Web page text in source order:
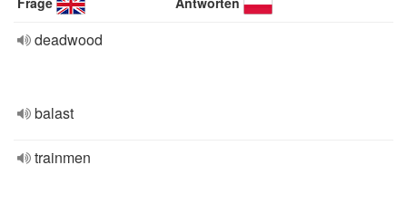
deadwood
balast
trainmen